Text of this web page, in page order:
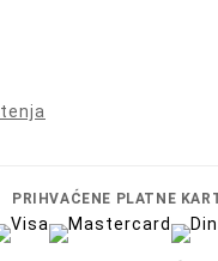
PRIHVAĆENE PLATNE